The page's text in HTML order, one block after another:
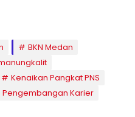
BKN Medan
Kenaikan Pangkat PNS
Pengembangan Karier